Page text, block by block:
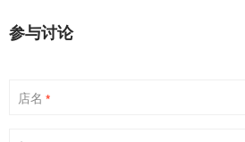
参与讨论
店名 *